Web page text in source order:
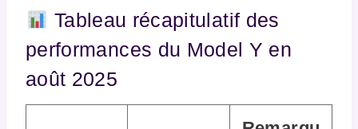
Tableau récapitulatif des
performances du Model Y en
août 2025